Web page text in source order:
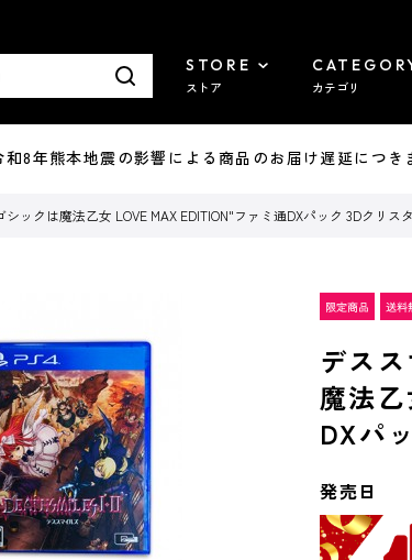
STORE
ストア カテゴリ
年熊本地震の影響による商品のお届け遅延につき
ックは魔法乙女 LOVE MAX EDITION"ファミ通DXパック 3Dクリス
デス
魔法
DXパ
発売日